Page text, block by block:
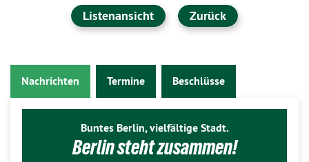
Listenansicht Zurück
Nachrichten Termine Beschlüsse
Buntes Berlin, vielfältige Stadt.
Berlin steht zusammen!